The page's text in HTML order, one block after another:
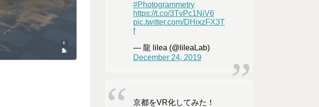
#Photogrammetry
https://t.co/3TvPc1NiV6
pic.twitter.com/DHixzFX3T
f
— 龍 lilea (@lileaLab)
December 24, 2019
京都をVR化してみた！